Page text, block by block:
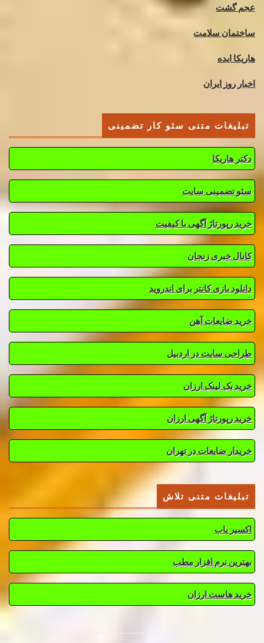
عجم گشت
ساختمان سلامت
هاریکا ایده
اخبار روز ایران
تبلیغات متنی سئو کار تضمینی
دکتر هاریکا
سئو تضمینی سایت
خرید رپورتاژ آگهی با کیفیت
کانال خبری زنجان
دانلود بازی کانتر برای اندروید
خرید ضایعات آهن
طراحی سایت در اردبیل
خرید بک لینک ارزان
خرید رپورتاژ آگهی ارزان
خریدار ضایعات در تهران
تبلیغات متنی تلاش
اکسیر یاب
بهترین نرم افزار مطب
خرید هاست ارزان